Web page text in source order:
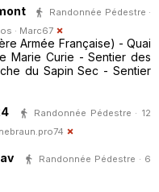
Randonnée Pédestre ·
· Marc67
Armée Française) - Quai
Marie Curie - Sentier des
du Sapin Sec - Sentier
Randonnée Pédestre · 12
Randonnée Pédestre · 6